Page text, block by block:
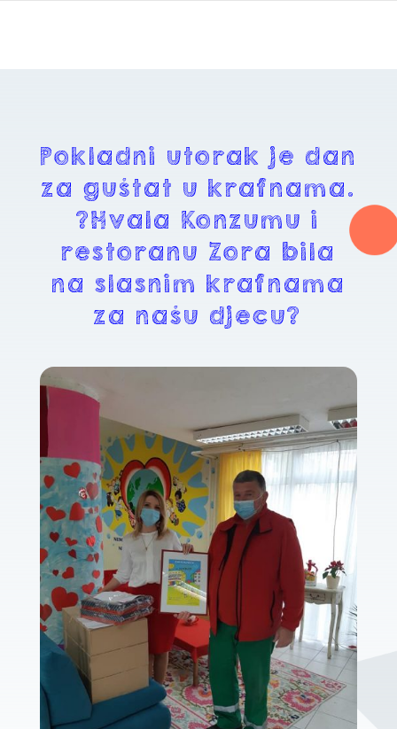
Pokladni utorak je dan
za guštat u krafnama.
?Hvala Konzumu i
restoranu Zora bila
na slasnim krafnama
za našu djecu?